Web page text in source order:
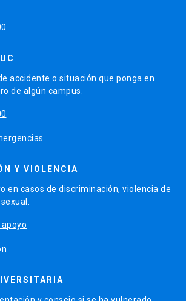
accidente o situación que ponga en
de algún campus.
Y VIOLENCIA
en casos de discriminación, violencia de